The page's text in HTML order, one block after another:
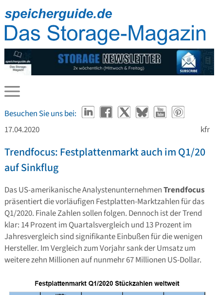
Besuchen Sie uns bei:
17.04.2020
kfr
Trendfocus: Festplattenmarkt auch im Q1/20
auf Sinkflug
Das US-amerikanische AnalystenunternehmenTrendfocus
präsentiert die vorläufigen Festplatten-Marktzahlen für das
Q1/2020. Finale Zahlen sollen folgen. Dennoch ist der Trend
klar: 14 Prozent im Quartalsvergleich und 13 Prozent im
Jahresvergleich sind signifikante Einbußen für die wenigen
Hersteller. Im Vergleich zum Vorjahr sank der Umsatz um
weitere zehn Millionen auf nunmehr 67 Millionen US-Dollar.